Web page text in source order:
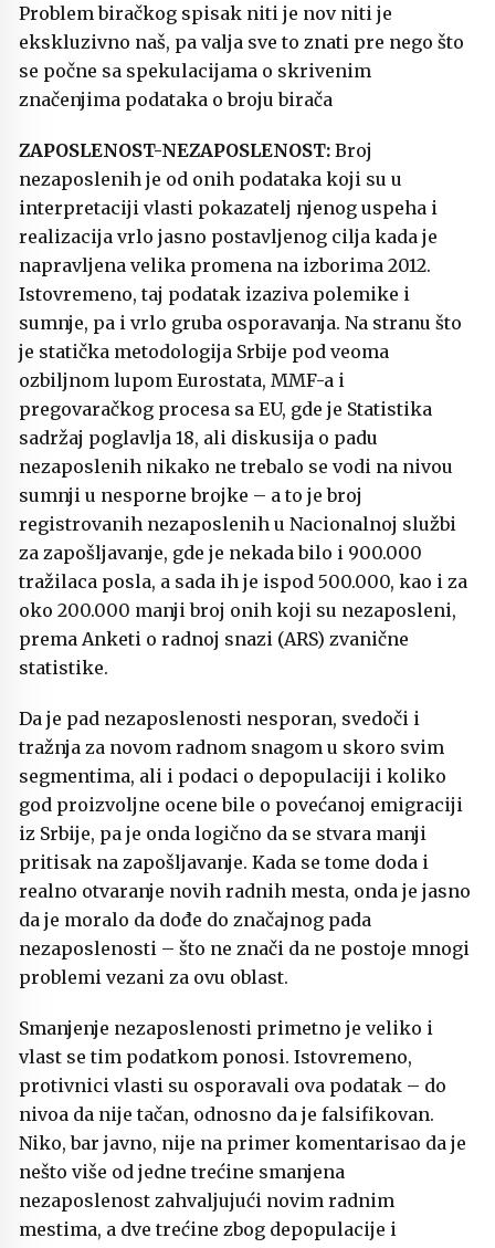
Problem biračkog spisak niti je nov niti je
ekskluzivno naš, pa valja sve to znati pre nego što
se počne sa spekulacijama o skrivenim
značenjima podataka o broju birača
ZAPOSLENOST-NEZAPOSLENOST: Broj
nezaposlenih je od onih podataka koji su u
interpretaciji vlasti pokazatelj njenog uspeha i
realizacija vrlo jasno postavljenog cilja kada je
napravljena velika promena na izborima 2012.
Istovremeno, taj podatak izaziva polemike i
sumnje, pa i vrlo gruba osporavanja. Na stranu što
je statička metodologija Srbije pod veoma
ozbiljnom lupom Eurostata, MMF-a i
pregovaračkog procesa sa EU, gde je Statistika
sadržaj poglavlja 18, ali diskusija o padu
nezaposlenih nikako ne trebalo se vodi na nivou
sumnji u nesporne brojke – a to je broj
registrovanih nezaposlenih u Nacionalnoj službi
za zapošljavanje, gde je nekada bilo i 900.000
tražilaca posla, a sada ih je ispod 500.000, kao i za
oko 200.000 manji broj onih koji su nezaposleni,
prema Anketi o radnoj snazi (ARS) zvanične
statistike.
Da je pad nezaposlenosti nesporan, svedoči i
tražnja za novom radnom snagom u skoro svim
segmentima, ali i podaci o depopulaciji i koliko
god proizvoljne ocene bile o povećanoj emigraciji
iz Srbije, pa je onda logično da se stvara manji
pritisak na zapošljavanje. Kada se tome doda i
realno otvaranje novih radnih mesta, onda je jasno
da je moralo da dođe do značajnog pada
nezaposlenosti – što ne znači da ne postoje mnogi
problemi vezani za ovu oblast.
Smanjenje nezaposlenosti primetno je veliko i
vlast se tim podatkom ponosi. Istovremeno,
protivnici vlasti su osporavali ova podatak – do
nivoa da nije tačan, odnosno da je falsifikovan.
Niko, bar javno, nije na primer komentarisao da je
nešto više od jedne trećine smanjena
nezaposlenost zahvaljujući novim radnim
mestima, a dve trećine zbog depopulacije i